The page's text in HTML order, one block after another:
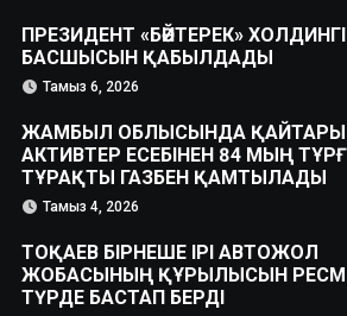
ПРЕЗИДЕНТ «БӘЙТЕРЕК»
БАСШЫСЫН ҚАБЫЛДАДЫ
Тамыз 6, 2026
ЖАМБЫЛ ОБЛЫСЫНДА
АКТИВТЕР ЕСЕБІНЕН 84 МЫҢ
ТҰРАҚТЫ ГАЗБЕН ҚАМТЫЛАДЫ
Тамыз 4, 2026
ТОҚАЕВ БІРНЕШЕ ІРІ АВТОЖОЛ
ЖОБАСЫНЫҢ ҚҰРЫЛЫСЫН
ТҮРДЕ БАСТАП БЕРДІ